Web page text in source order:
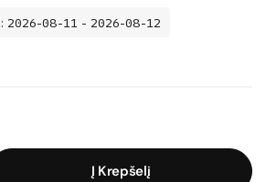
2026-08-11 - 2026-08-12
Į Krepšelį